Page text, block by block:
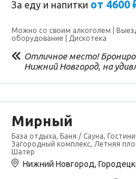
За еду и напитки от 4600
Можно со своим алкоголем
оборудование
Дискотека
Отличное место!
Нижний Новгород, на
нашёлся стол на 8
Оказалось лучшее
которое удалось
Прекрасный сервис,
обслуживание, красивый
лазилками и батутом.
просто вкус блюд, но и
Мирный
База отдыха, Баня / Сауна,
Загородный комплекс, Летняя
Шатер
Нижний Новгород,